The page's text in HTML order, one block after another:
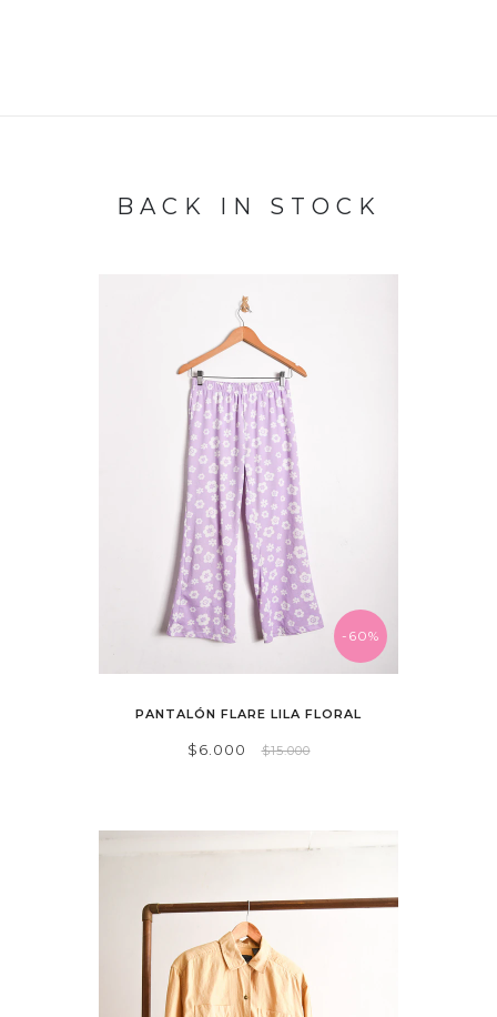
BACK IN STOCK
-60%
PANTALÓN FLARE LILA FLORAL
$6.000 $15.000